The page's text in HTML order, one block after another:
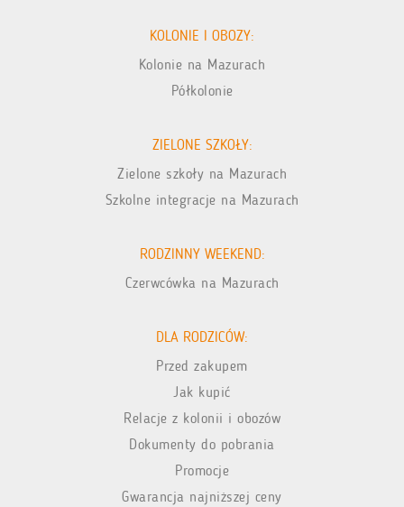
KOLONIE I OBOZY:
Kolonie na Mazurach
Półkolonie
ZIELONE SZKOŁY:
Zielone szkoły na Mazurach
Szkolne integracje na Mazurach
RODZINNY WEEKEND:
Czerwcówka na Mazurach
DLA RODZICÓW:
Przed zakupem
Jak kupić
Relacje z kolonii i obozów
Dokumenty do pobrania
Promocje
Gwarancja najniższej ceny